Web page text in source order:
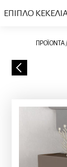
ΕΠΙΠΛΟ
ΠΡΟΪΟΝΤΑ /